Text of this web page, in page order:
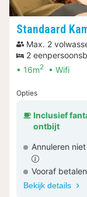
Standaard
Max. 2
2
16m2 Wifi
Opties
Inclusief
ontbijt
Annuleren
Vooraf betalen
Bekijk details